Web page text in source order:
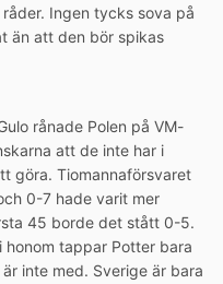
Ingen tycks sova på
än att den bör spikas
rånade Polen på VM-
att de inte har i
göra. Tiomannaförsvaret
0-7 hade varit mer
45 borde det stått 0-5.
tappar Potter bara
inte med. Sverige är bara